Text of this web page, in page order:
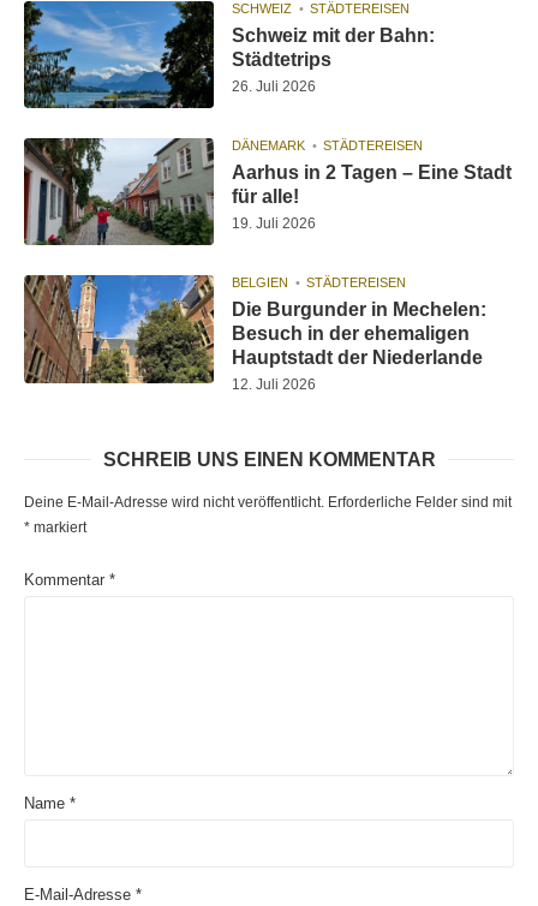
SCHWEIZ STÄDTEREISEN
Schweiz mit der Bahn:
Städtetrips
26. Juli 2026
DÄNEMARK STÄDTEREISEN
Aarhus in 2 Tagen – Eine Stadt
für alle!
19. Juli 2026
BELGIEN STÄDTEREISEN
Die Burgunder in Mechelen:
Besuch in der ehemaligen
Hauptstadt der Niederlande
12. Juli 2026
SCHREIB UNS EINEN KOMMENTAR
Deine E-Mail-Adresse wird nicht veröffentlicht. Erforderliche Felder sind mit
* markiert
Kommentar *
Name *
E-Mail-Adresse *